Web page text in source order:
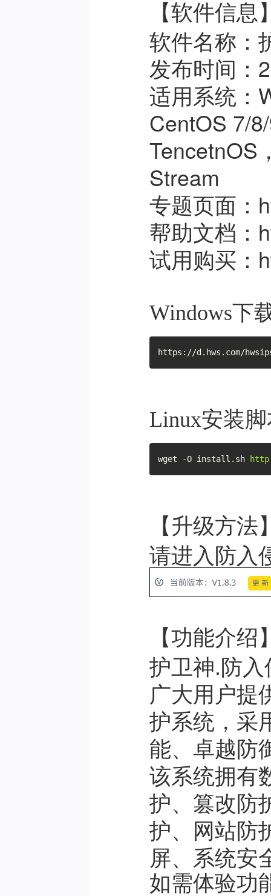
【软件信息
软件名称：
发布时间：
适用系统：
CentOS 7/
TencetnOS
Stream
专题页面：
帮助文档：
试用购买：
Windows下
https://d.hws.com/
Linux安装
wget -O install.sh
【升级方法
请进入防入
【功能介绍
护卫神.防
广大用户提
护系统，采
能、卓越防
该系统拥有
护、篡改防
护、网站防
屏、系统安
如需体验功